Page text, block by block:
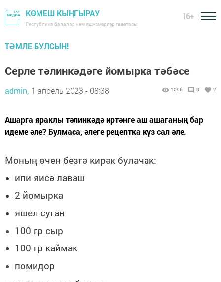
КӨМЕШ КЫҢГЫРАУ
Республика балалар һәм яшүсмерләр газетасы
16+
ТӘМЛЕ БУЛСЫН!
Серле тәлинкәдәге йомырка тәбәсе
admin, 1 апрель 2023 - 08:38 1096 0 2
Ашарга яраклы тәлинкәдә иртәнге аш ашаганың бар
идеме әле? Булмаса, әлеге рецептка күз сал әле.
Моның өчен безгә кирәк булачак:
ипи яисә лаваш
2 йомырка
яшел суган
100 гр сыр
100 гр каймак
помидор